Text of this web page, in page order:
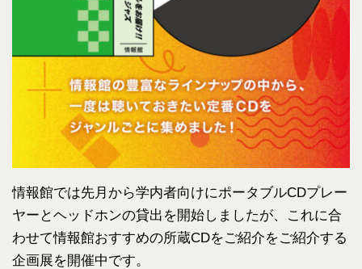
情報館では先月から学内者向けにポータブルCDプレー
ヤーとヘッドホンの貸出を開始しましたが、これに合
わせて情報館おすすめの所蔵CDをご紹介をご紹介する
企画展を開催中です。